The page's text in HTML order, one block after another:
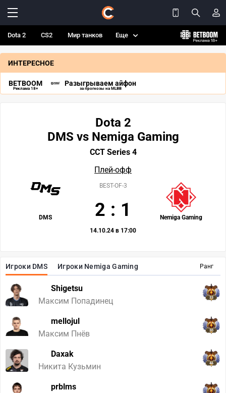
Dota 2 CS2 Мир танков Еще
ИНТЕРЕСНОЕ
BETBOOM
Реклама 18+
Разыгрываем айфон
за прогнозы на MLBB
Ранг
Игроки DMS Игроки Nemiga Gaming
Shigetsu
Максим Попадинец
33
mellojul
Максим Пнёв
30
Daxak
Никита Кузьмин
46
prblms
Dota 2
DMS vs Nemiga Gaming
CCT Series 4
Плей-офф
DMS Nemiga Gaming
BEST-OF-3
2 : 1
14.10.24 в 17:00